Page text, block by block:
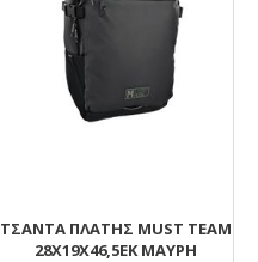
ΤΣΑΝΤΑ ΠΛΑΤΗΣ MUST TEAM
28X19X46,5ΕΚ ΜΑΥΡΗ